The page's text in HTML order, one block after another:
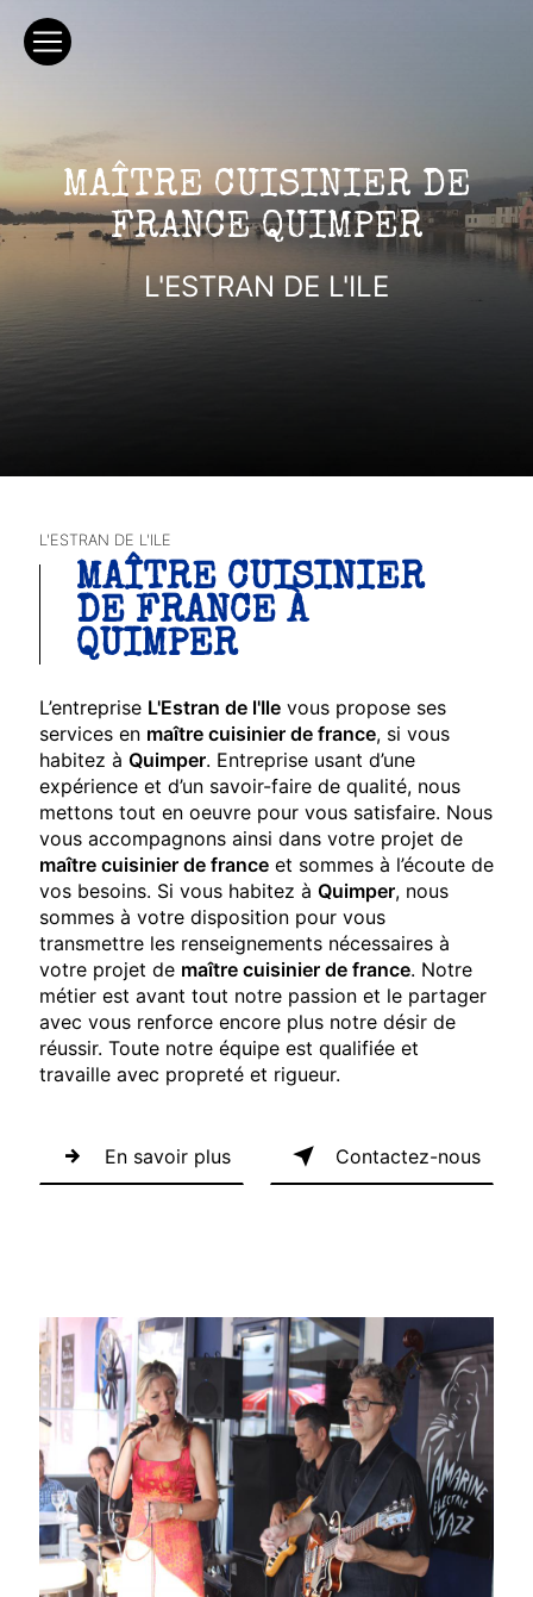
MAÎTRE CUISINIER DE
FRANCE QUIMPER
L'ESTRAN DE L'ILE
L'ESTRAN DE L'ILE
MAÎTRE CUISINIER
DE FRANCE À
QUIMPER
L’entreprise L'Estran de l'Ilevous propose ses
services en maître cuisinier de france, si vous
habitez à Quimper. Entreprise usant d’une
expérience et d’un savoir-faire de qualité, nous
mettons tout en oeuvre pour vous satisfaire. Nous
vous accompagnons ainsi dans votre projet de
maître cuisinier de franceet sommes à l’écoute de
vos besoins. Si vous habitez à Quimper, nous
sommes à votre disposition pour vous
transmettre les renseignements nécessaires à
votre projet de maître cuisinier de france. Notre
métier est avant tout notre passion et le partager
avec vous renforce encore plus notre désir de
réussir. Toute notre équipe est qualifiée et
travaille avec propreté et rigueur.
En savoir plus Contactez-nous
Panneau de gestion des cookies